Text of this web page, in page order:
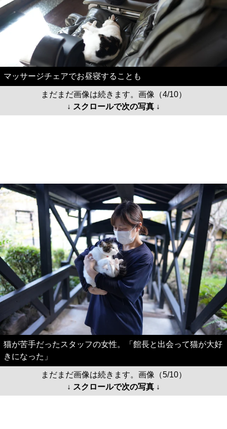
マッサージチェアでお昼寝することも
まだまだ画像は続きます。画像（4/10）
↓ スクロールで次の写真 ↓
猫が苦手だったスタッフの女性。「館長と出会って猫が大好
きになった」
まだまだ画像は続きます。画像（5/10）
↓ スクロールで次の写真 ↓